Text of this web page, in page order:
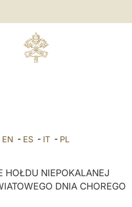
EN - ES - IT - PL
HOŁDU NIEPOKALANEJ
DNIA CHOREGO